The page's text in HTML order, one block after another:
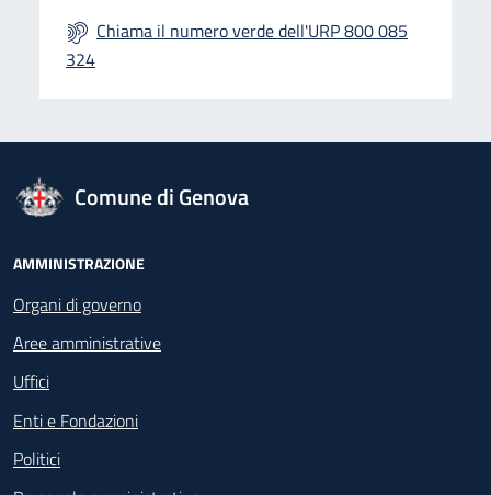
Chiama il numero verde dell'URP 800 085
324
logo Unione Europea
Comune di Genova
Footer - Navigazione
AMMINISTRAZIONE
Organi di governo
Aree amministrative
Uffici
Enti e Fondazioni
Politici